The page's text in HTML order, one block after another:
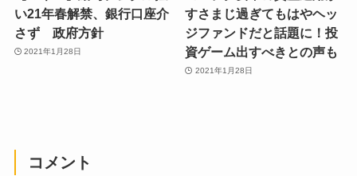
い21年春解禁、銀行口座介
さず 政府方針
2021年1月28日
すさまじ過ぎてもはやヘッ
ジファンドだと話題に！投
資ゲーム出すべきとの声も
2021年1月28日
コメント